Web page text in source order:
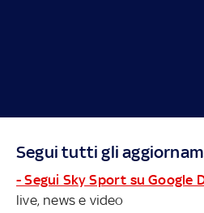
Segui tutti gli
- Segui Sky Sport su Google
live, news e video